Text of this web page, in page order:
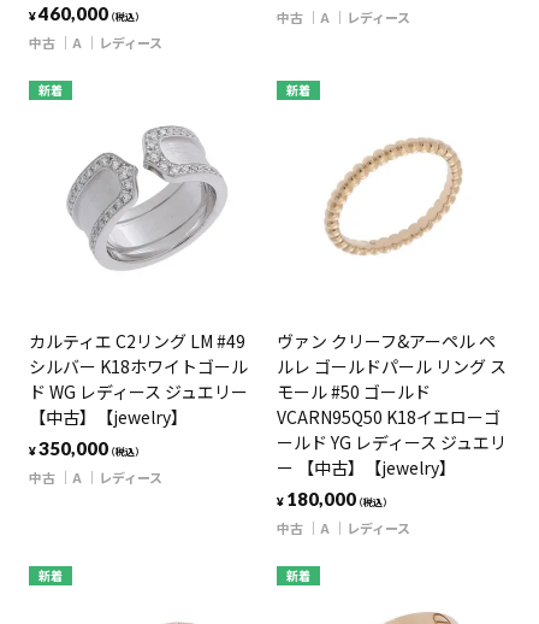
¥460,000（税込）
中古 A レディース
中古 A レディース
新着
カルティエ C2リング LM #49
シルバー K18ホワイトゴール
ド WG レディース ジュエリー
【中古】【jewelry】
¥350,000（税込）
中古 A レディース
新着
ヴァン クリーフ&アーペル ペ
ルレ ゴールドパール リング ス
モール #50 ゴールド
VCARN95Q50 K18イエローゴ
ールド YG レディース ジュエリ
ー 【中古】【jewelry】
¥ 180,000（税込）
中古 A レディース
新着 新着